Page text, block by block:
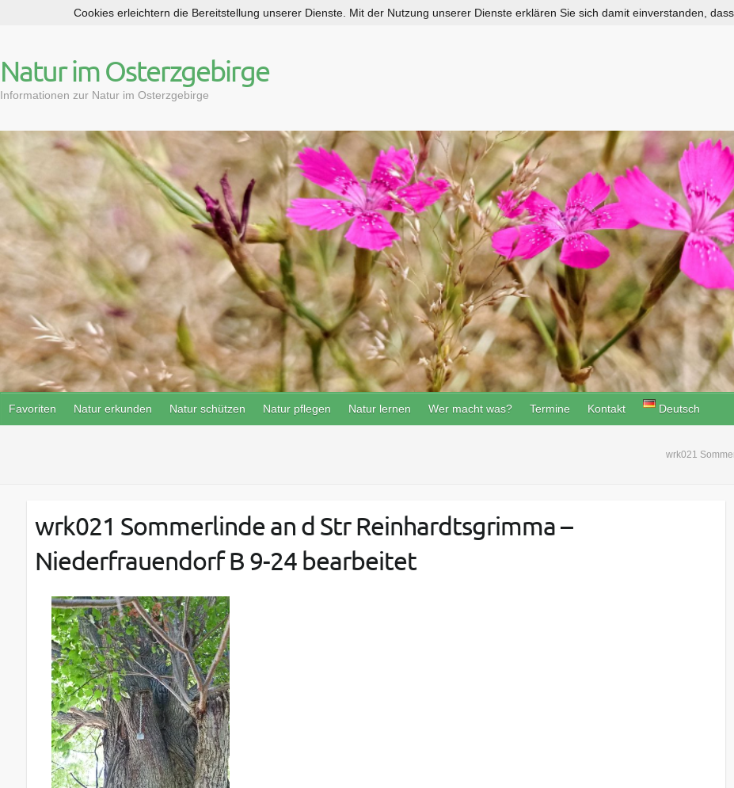
p
t
c
n
t
Natur im Osterzgebirge
Informationen zur Natur im Osterzgebirge
Favoriten Natur erkunden Natur schützen Natur pflegen Natur lernen Wer macht was? Termine Kontakt Deutsch
wrk021
wrk021 Sommerlinde an d Str Reinhardtsgrimma –
Niederfrauendorf B 9-24 bearbeitet
Cookies erleichtern die Bereitstellung unserer Dienste. Mit der Nutzung unserer Dienste erklären Sie sich damit einverstanden,